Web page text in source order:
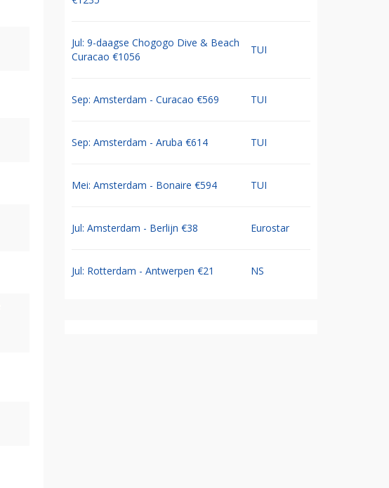
Jul: 9-daagse Chogogo Dive & Beach
Curacao €1056
TUI
Sep: Amsterdam - Curacao €569 TUI
Sep: Amsterdam - Aruba €614 TUI
Mei: Amsterdam - Bonaire €594 TUI
Jul: Amsterdam - Berlijn €38 Eurostar
Jul: Rotterdam - Antwerpen €21 NS